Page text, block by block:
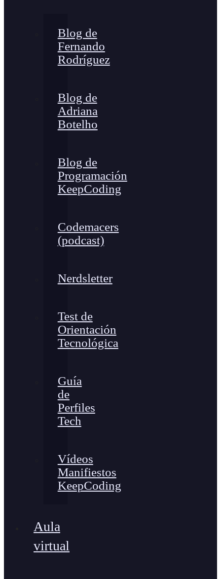
Blog de
Fernando
Rodríguez
Blog de
Adriana
Botelho
Blog de
Programación
KeepCoding
Codemacers
(podcast)
Nerdsletter
Test de
Orientación
Tecnológica
Guía
de
Perfiles
Tech
Vídeos
Manifiestos
KeepCoding
Aula
virtual